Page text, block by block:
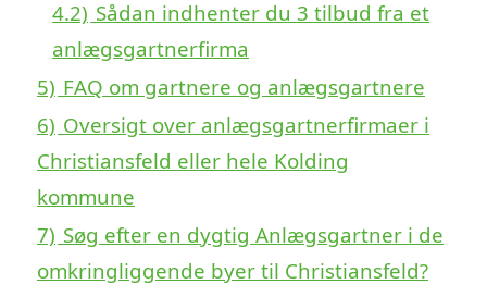
4.2) Sådan indhenter du 3 tilbud fra et
anlægsgartnerfirma
5) FAQ om gartnere og anlægsgartnere
6) Oversigt over anlægsgartnerfirmaer i
Christiansfeld eller hele Kolding
kommune
7) Søg efter en dygtig Anlægsgartner i de
omkringliggende byer til Christiansfeld?